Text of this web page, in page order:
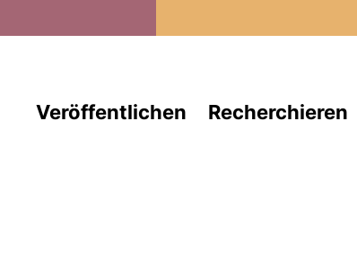
Veröffentlichen Recherchieren